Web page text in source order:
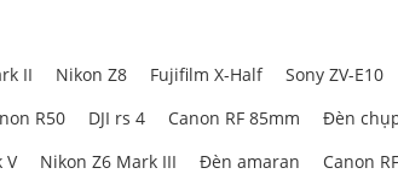
II Nikon Z8 Fujifilm X-Half Sony ZV-E10
R50 DJI rs 4 Canon RF 85mm Đèn
V Nikon Z6 Mark III Đèn amaran Canon